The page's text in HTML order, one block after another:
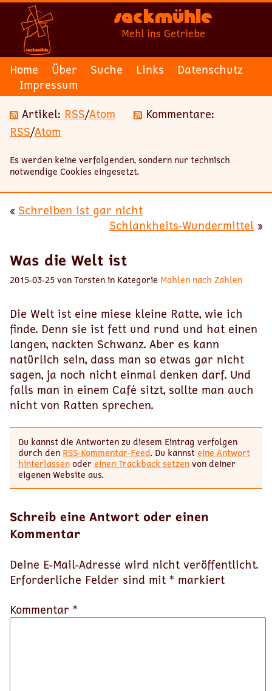
Sackmühle
Mehl ins Getriebe
Home Über Suche Links
Datenschutz
Impressum
Artikel: RSS/Atom
Kommentare:
RSS/Atom
Es werden keine verfolgenden, sondern nur technisch
notwendige Cookies eingesetzt.
« Schreiben ist gar nicht
Schlankheits-Wundermittel »
Was die Welt ist
2015-03-25 von Torsten in Kategorie Mahlen nach Zahlen
Die Welt ist eine miese kleine Ratte, wie ich
finde. Denn sie ist fett und rund und hat einen
langen, nackten Schwanz. Aber es kann
natürlich sein, dass man so etwas gar nicht
sagen, ja noch nicht einmal denken darf. Und
falls man in einem Café sitzt, sollte man auch
nicht von Ratten sprechen.
Du kannst die Antworten zu diesem Eintrag verfolgen
durch den RSS-Kommentar-Feed. Du kannsteine Antwort
hinterlassenodereinen Trackback setzenvon deiner
eigenen Website aus.
Schreib eine Antwort oder einen
Kommentar
Deine E-Mail-Adresse wird nicht veröffentlicht.
Erforderliche Felder sind mit * markiert
Kommentar *